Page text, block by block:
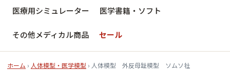
医療用シミュレーター 医学書籍・ソフト
その他メディカル商品 セール
ホーム › 人体模型・医学模型 › 人体模型 外反母趾模型 ソムソ社